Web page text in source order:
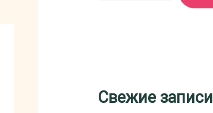
Свежие записи